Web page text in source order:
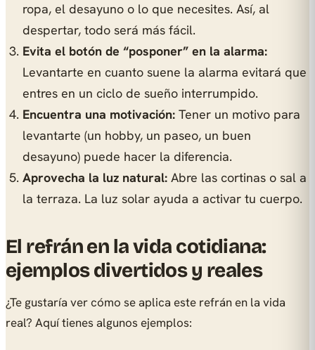
ropa, el desayuno o lo que necesites. Así, al
despertar, todo será más fácil.
Evita el botón de “posponer” en la alarma:
Levantarte en cuanto suene la alarma evitará que
entres en un ciclo de sueño interrumpido.
Encuentra una motivación: Tener un motivo para
levantarte (un hobby, un paseo, un buen
desayuno) puede hacer la diferencia.
Aprovecha la luz natural: Abre las cortinas o sal a
la terraza. La luz solar ayuda a activar tu cuerpo.
El refrán en la vida cotidiana:
ejemplos divertidos y reales
¿Te gustaría ver cómo se aplica este refrán en la vida
real? Aquí tienes algunos ejemplos: